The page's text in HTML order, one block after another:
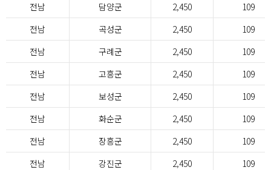
전남
담양군 2,450
109
전남
곡성군 2,450
109
전남
구례군 2,450
109
전남
고흥군 2,450
109
전남
보성군 2,450
109
전남
화순군 2,450
109
전남
장흥군 2,450
109
전남
강진군 2,450
109